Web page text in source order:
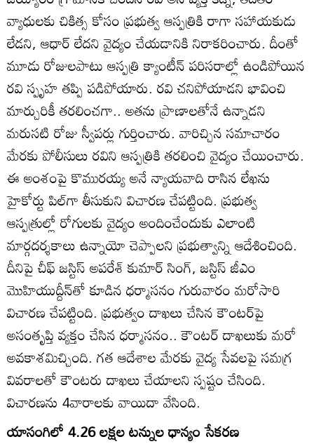
వ్యాధులకు చికిత్స కోసం ప్రభుత్వ ఆస్పత్రికి రాగా సహాయకుడు
లేడని, ఆధార్‌ లేదని వైద్యం చేయడానికి నిరాకరించారు. దీంతో
మూడు రోజులపాటు ఆస్పత్రి క్యాంటీన్‌ పరిసరాల్లో ఉండిపోయిన
రవి స్పృహ తప్పి పడిపోయారు. రవి చనిపోయాడని భావించి
మార్చురికీ తరలించగా.. అతను ప్రాణాలతోనే ఉన్నాడని
మరుసటి రోజు స్వీపర్లు గుర్తించారు. వారిచ్చిన సమాచారం
మేరకు పోలీసులు రవిని ఆస్పత్రికి తరలించి వైద్యం చేయించారు.
ఈ అంశంపై కొమురయ్య అనే న్యాయవాది రాసిన లేఖను
హైకోర్టు పిల్‌గా తీసుకుని విచారణ చేపట్టింది. ప్రభుత్వ
ఆస్పత్రుల్లో రోగులకు వైద్యం అందించేందుకు ఎలాంటి
మార్గదర్శకాలు ఉన్నాయో చెప్పాలని ప్రభుత్వాన్ని ఆదేశించింది.
దీనిపై చీఫ్‌ జస్టిస్‌ అపరేశ్‌ కుమార్‌ సింగ్‌, జస్టిస్‌ జీఎం
మొహియుద్దీన్‌తో కూడిన ధర్మాసనం గురువారం మరోసారి
విచారణ చేపట్టింది. ప్రభుత్వం దాఖలు చేసిన కౌంటర్‌పై
అసంతృప్తి వ్యక్తం చేసిన ధర్మాసనం.. కౌంటర్‌ దాఖలుకు మరో
అవకాశమిచ్చింది. గత ఆదేశాల మేరకు వైద్య సేవలపై సమగ్ర
వివరాలతో కౌంటరు దాఖలు చేయాలని స్పష్టం చేసింది.
విచారణను 4వారాలకు వాయిదా వేసింది.
యాసంగిలో 4.26 లక్షల టన్నుల ధాన్యం సేకరణ